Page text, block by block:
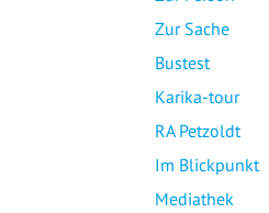
Zur Sache
Bustest
Karika-tour
RA Petzoldt
Im Blickpunkt
Mediathek